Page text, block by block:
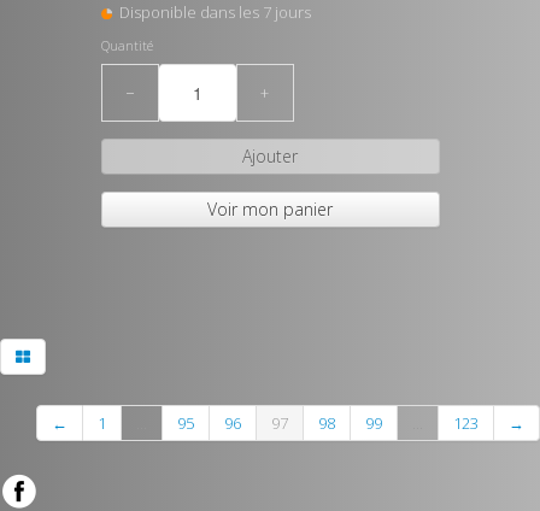
Disponible dans les 7 jours
Quantité
− +
Ajouter
Voir mon panier
← 1 95 96 97 98 99 123 →